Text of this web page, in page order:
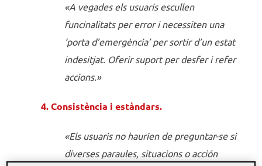
«A vegades els usuaris escullen
funcinalitats per error i necessiten una
‘porta d’emergència’ per sortir d’un estat
indesitjat. Oferir suport per desfer i refer
accions.»
4. Consistència i estàndars.
«Els usuaris no haurien de preguntar-se si
diverses paraules, situacions o acción